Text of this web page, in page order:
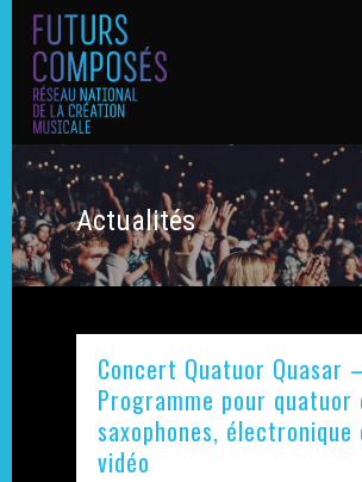
Hit enter to search or ESC to close
Actualités
Concert Quatuor Quasar –
Programme pour quatuor
saxophones, électronique
vidéo